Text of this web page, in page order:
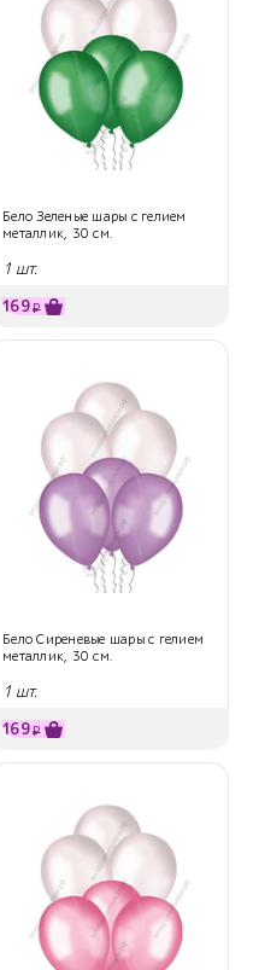
Бело Зеленые шары с гелием
металлик, 30 см.
1 шт.
169₽
Бело Сиреневые шары с гелием
металлик, 30 см.
1 шт.
169₽